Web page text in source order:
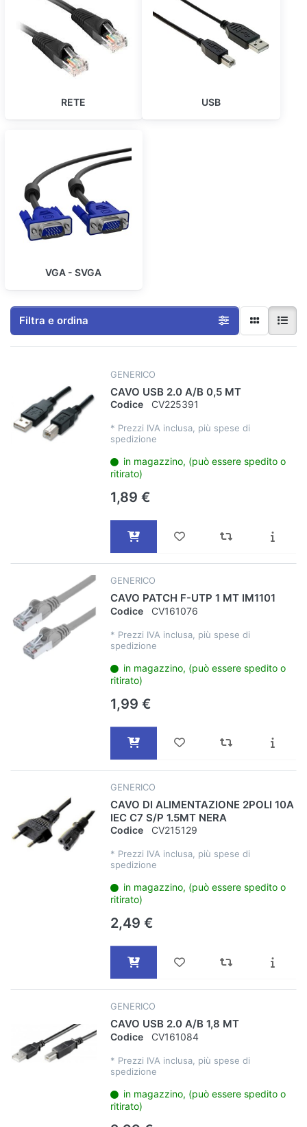
RETE USB
VGA - SVGA
Filtra e ordina
GENERICO
CAVO USB 2.0 A/B 0,5 MT
Codice CV225391
* Prezzi IVA inclusa, più spese di
spedizione
in magazzino, (può essere spedito o
ritirato)
1,89 €
GENERICO
CAVO PATCH F-UTP 1 MT IM1101
Codice CV161076
* Prezzi IVA inclusa, più spese di
spedizione
in magazzino, (può essere spedito o
ritirato)
1,99 €
GENERICO
CAVO DI ALIMENTAZIONE 2POLI 10A
IEC C7 S/P 1.5MT NERA
Codice CV215129
* Prezzi IVA inclusa, più spese di
spedizione
in magazzino, (può essere spedito o
ritirato)
2,49 €
GENERICO
CAVO USB 2.0 A/B 1,8 MT
Codice CV161084
* Prezzi IVA inclusa, più spese di
spedizione
in magazzino, (può essere spedito o
ritirato)